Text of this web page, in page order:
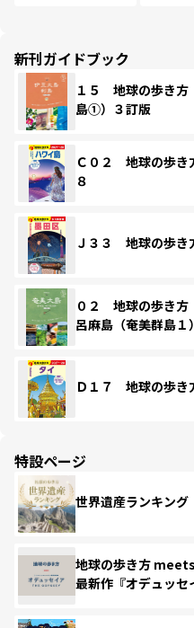
新刊ガイドブック
１５ 地球の歩き
島①）３訂版
Ｃ０２ 地球の歩
８
Ｊ３３ 地球の歩
０２ 地球の歩き
呂麻島（奄美群島
Ｄ１７ 地球の歩
特設ページ
世界遺産ランキング
地球の歩き方
最新作『オデュッセ